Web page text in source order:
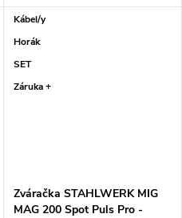
nerez ✅. Mašinka pre...
Kábel/y
Horák
SET
Záruka +
Zváračka STAHLWERK MIG
MAG 200 Spot Puls Pro -